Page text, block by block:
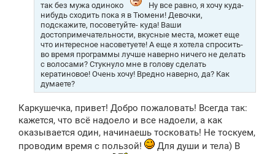
так без мужа одиноко
Ну все равно, я хочу куда-
нибудь сходить пока я в Тюмени! Девочки,
подскажите, посоветуйте- куда! Ваши
достопримечательности, вкусные места, может еще
что интересное насоветуете! А еще я хотела спросить-
во время программы лучше наверно ничего не делать
с волосами? Стукнуло мне в голову сделать
кератиновое! Очень хочу! Вредно наверно, да? Как
думаете?
Каркушечка, привет! Добро пожаловать! Всегда так:
кажется, что всё надоело и все надоели, а как
оказывается один, начинаешь тосковать! Не тоскуем,
проводим время с пользой!
Для души и тела) В